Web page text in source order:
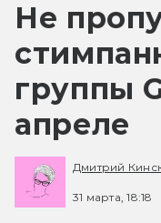
Не
группы
апреле
Дмитрий
31 марта, 18:18